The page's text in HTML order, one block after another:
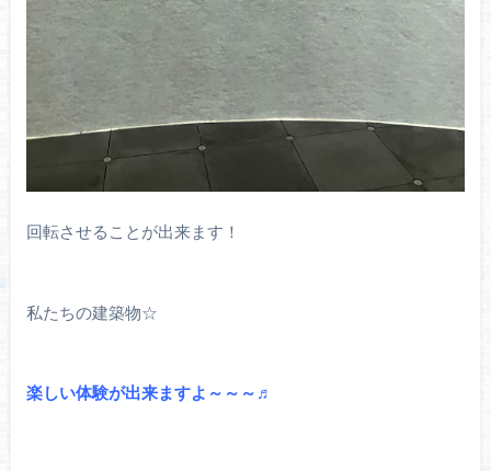
回転させることが出来ます！
私たちの建築物☆
楽しい体験が出来ますよ～～～♬